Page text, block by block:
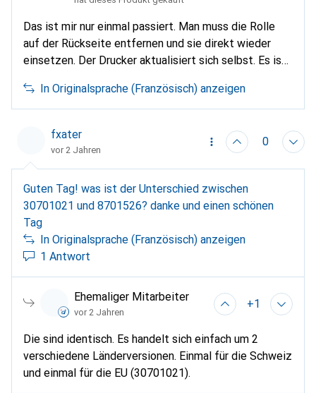
Das ist mir nur einmal passiert. Man muss die Rolle
auf der Rückseite entfernen und sie direkt wieder
einsetzen. Der Drucker aktualisiert sich selbst. Es ist
funktioniert sehr gut. Ich bin sehr zufrieden damit.
In Originalsprache (Französisch) anzeigen
fxater
vor 2 Jahren
0
Guten Tag! was ist der Unterschied zwischen
30701021 und 8701526? danke und einen schönen
Tag
In Originalsprache (Französisch) anzeigen
1 Antwort
Ehemaliger Mitarbeiter
vor 2 Jahren
+1
Die sind identisch. Es handelt sich einfach um 2
verschiedene Länderversionen. Einmal für die Schweiz
und einmal für die EU (30701021).